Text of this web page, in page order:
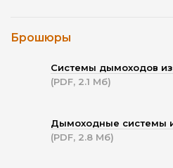
Брошюры
Системы дымоходов из
(PDF, 2.1 Мб)
Дымоходные системы
(PDF, 2.8 Мб)